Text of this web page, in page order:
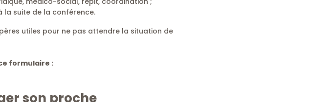
la suite de la conférence.
utiles pour ne pas attendre la situation de
formulaire :
son proche